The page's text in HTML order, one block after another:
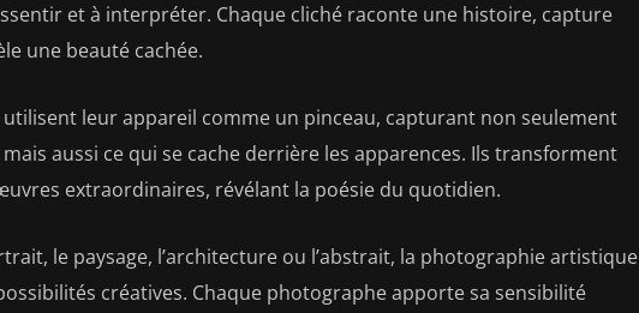
et à interpréter. Chaque cliché raconte une histoire, capture
une beauté cachée.
leur appareil comme un pinceau, capturant non seulement
aussi ce qui se cache derrière les apparences. Ils transforment
extraordinaires, révélant la poésie du quotidien.
le paysage, l’architecture ou l’abstrait, la photographie artistique
créatives. Chaque photographe apporte sa sensibilité